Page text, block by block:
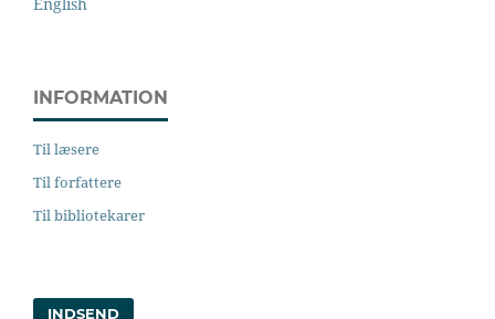
INFORMATION
Til læsere
Til forfattere
Til bibliotekarer
INDSEND